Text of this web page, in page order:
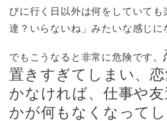
びに行く日以外は何をしていても
達？いらないね」みたいな感じに
でもこうなると非常に危険です。
置きすぎてしまい、
かなければ、仕事や
かが何もなくなってし